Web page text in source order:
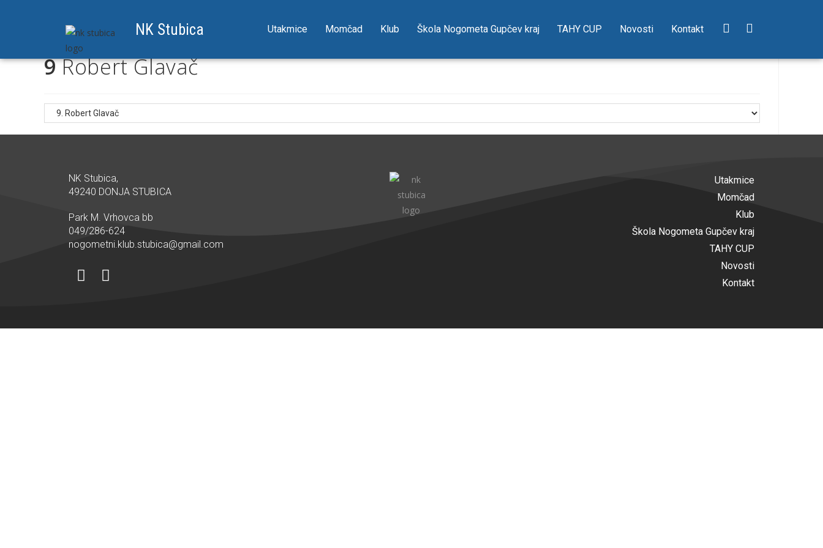
NK Stubica Utakmice Momčad Klub Škola Nogometa Gupčev kraj TAHY CUP Novosti Kontakt
9Robert Glavač
NK Stubica,
49240 DONJA STUBICA
Park M. Vrhovca bb
049/286-624
nogometni.klub.stubica@gmail.com
Utakmice
Momčad
Klub
Škola Nogometa Gupčev kraj
TAHY CUP
Novosti
Kontakt